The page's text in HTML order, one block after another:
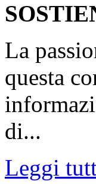
La
questa
di...
Leggi